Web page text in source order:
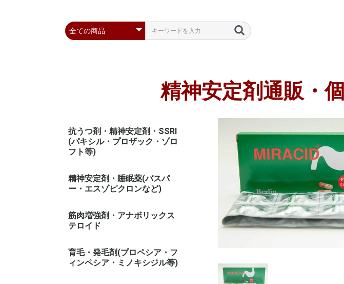
精神安定剤通販・
抗うつ剤・精神安定剤・SSRI
(パキシル・プロザック・ゾロ
フト等)
精神安定剤・睡眠薬(バスパ
ー・エスゾピクロンなど)
筋肉増強剤・アナボリックス
テロイド
育毛・発毛剤(プロペシア・フ
ィンペシア・ミノキシジル等)